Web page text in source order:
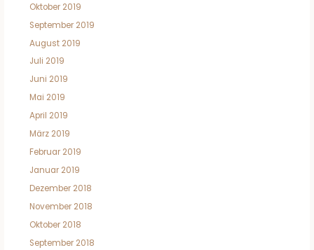
Oktober 2019
September 2019
August 2019
Juli 2019
Juni 2019
Mai 2019
April 2019
März 2019
Februar 2019
Januar 2019
Dezember 2018
November 2018
Oktober 2018
September 2018